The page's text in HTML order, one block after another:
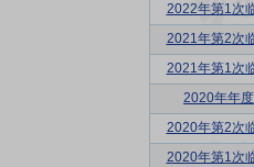
2022年第1次
2021年第2次
2021年第1次
2020年年
2020年第2次
2020年第1次